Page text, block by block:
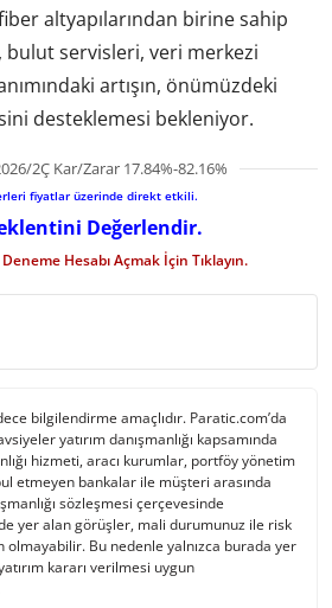
altyapılarından birine sahip
bulut servisleri, veri merkezi
artışın, önümüzdeki
desteklemesi bekleniyor.
2Ç Kar/Zarar 17.84%-82.16%
fiyatlar üzerinde direkt etkili.
Değerlendir.
Hesabı Açmak İçin Tıklayın.
bilgilendirme amaçlıdır. Paratic.com’da
yatırım danışmanlığı kapsamında
hizmeti, aracı kurumlar, portföy yönetim
etmeyen bankalar ile müşteri arasında
sözleşmesi çerçevesinde
yer alan görüşler, mali durumunuz ile risk
Bu nedenle yalnızca burada yer
kararı verilmesi uygun